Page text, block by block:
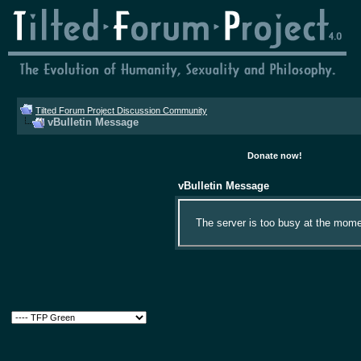
Tilted Forum Project Discussion Community
vBulletin Message
Donate now!
vBulletin Message
The server is too busy at the